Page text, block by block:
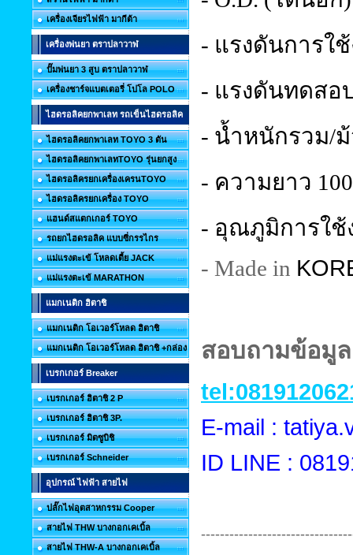
เครื่องเจียรไฟฟ้า มากีต้า
เครื่องพ่นยา ตราปลาวาฬ
ปั๊มพ่นยา 3 สูบ ตราปลาวาฬ
เครื่องชาร์จแบตเตอรี่ โปโล POLO
ไฮดรอลิคยกพาเลท รถเข็นไฮดรอลิค
ไฮดรอลิคยกพาเลท TOYO 3 ตัน
ไฮดรอลิคยกพาเลทTOYO รุ่นยกสูง
ไฮดรอลิครยกเครื่องเครนTOYO
ไฮดรอลิครยกเครื่อง TOYO
แฮนด์สแตกเกอร์ TOYO
รถยกไฮดรอลิค แบบซี่กรรไกร
แม่แรงตะเข้ โหลดเตี้ย JACK
แม่แรงตะเข้ MARATHON
แมกเนติก ฮิตาชิ
แมกเนติก โอเวอร์โหลด ฮิตาชิ
แมกเนติก โอเวอร์โหลด ฮิตาชิ +กล่อง
เบรกเกอร์ Breaker
เบรกเกอร์ ฮิตาชิ 2 P
เบรกเกอร์ ฮิตาชิ 3P.
เบรกเกอร์ มิตซูบิชิ
เบรกเกอร์ Schneider
อุปกรณ์ ไฟฟ้า สายไฟ
ปลั๊กไฟอุตสาหกรรม Cooper
สายไฟ THW บางกอกเคเบิ้ล
สายไฟ THW-A บางกอกเคเบิ้ล
- แรงดันการใ
- แรงดันทดสอ
- น้ำหนักรวม/ม้
- ความยาว
- อุณภูมิการใช้
- Made in
สอบถามข้อมูล
E-mail :
ID LINE :